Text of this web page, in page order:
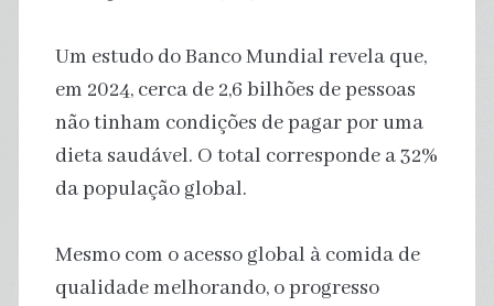
Um estudo do Banco Mundial revela que,
em 2024, cerca de 2,6 bilhões de pessoas
não tinham condições de pagar por uma
dieta saudável. O total corresponde a 32%
da população global.
Mesmo com o acesso global à comida de
qualidade melhorando, o progresso